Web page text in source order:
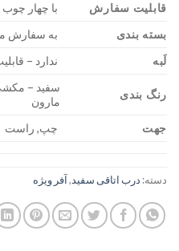
قابلیت سفارش
با چهار
بسته بندی
به سفارش
لَبه
ندارد –
رنگ بندی
سفید –
مارون
جهت
چپ, راست
دسته: درب اتاقی سفید,آفر ویژه